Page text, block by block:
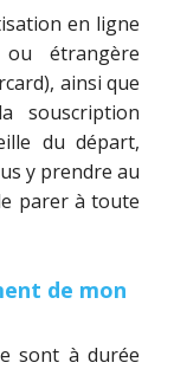
en ligne
étrangère
ainsi que
souscription
du départ,
y prendre au
parer à toute
de mon
sont à durée